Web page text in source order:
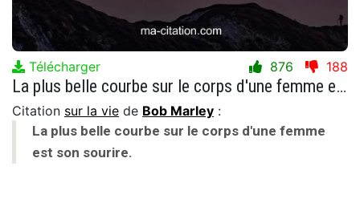
Télécharger 876 188
La plus belle courbe sur le corps d'une femme est son sourire.
Citation sur la vie de Bob Marley :
La plus belle courbe sur le corps d'une femme
est son sourire.